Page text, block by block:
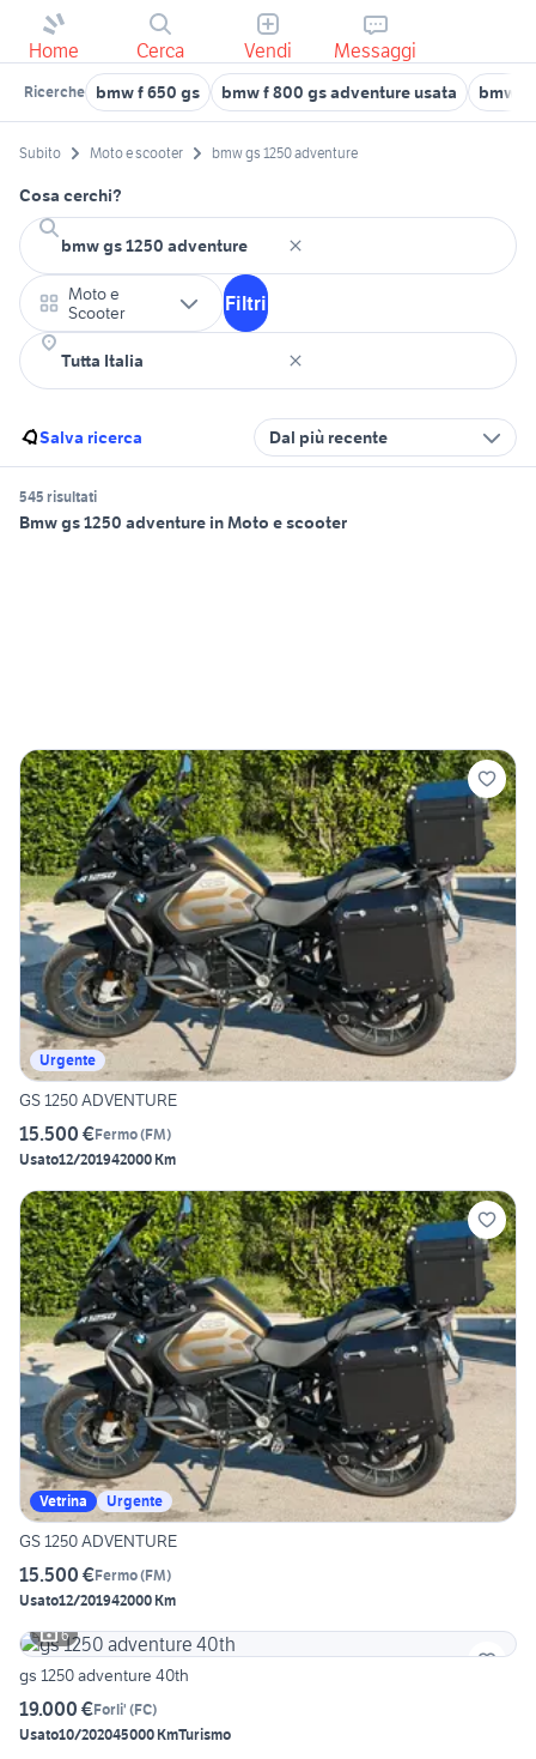
Home Cerca Vendi Messaggi
Ricerche bmw f 650 gs bmw f 800 gs adventure usata bmw
Subito Moto e scooter bmw gs 1250 adventure
Cosa cerchi?
Moto e
Scooter
Filtri
Salva ricerca Dal più recente
545 risultati
Bmw gs 1250 adventure in Moto e scooter
Urgente
GS 1250 ADVENTURE
15.500 €Fermo(FM)
Usato12/201942000 Km
Vetrina Urgente
GS 1250 ADVENTURE
15.500 €Fermo(FM)
Usato12/201942000 Km
6
gs 1250 adventure 40th
19.000 €Forli' (FC)
Usato10/202045000 KmTurismo